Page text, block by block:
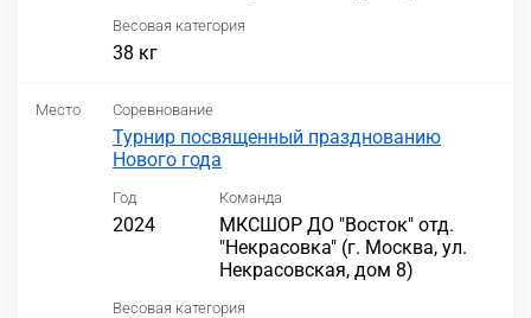
Весовая категория
38 кг
Место Соревнование
Турнир посвященный празднованию
Нового года
Год
2024
Команда
МКСШОР ДО "Восток" отд.
"Некрасовка" (г. Москва, ул.
Некрасовская, дом 8)
Весовая категория